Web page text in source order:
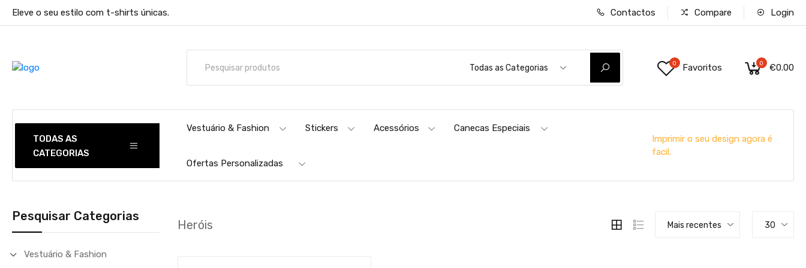
Eleve o seu estilo com t-shirts únicas. Contactos Compare Login
Todas as Categorias 0 Favoritos 0 €0.00
TODAS AS
CATEGORIAS
Vestuário & Fashion Stickers Acessórios Canecas Especiais
Ofertas Personalizadas
Imprimir o seu design agora é
facil.
Pesquisar Categorias
Vestuário & Fashion
Heróis Mais recentes 30